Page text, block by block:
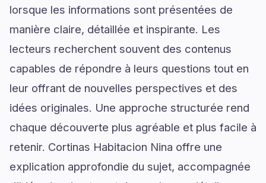
lorsque les informations sont présentées de
manière claire, détaillée et inspirante. Les
lecteurs recherchent souvent des contenus
capables de répondre à leurs questions tout en
leur offrant de nouvelles perspectives et des
idées originales. Une approche structurée rend
chaque découverte plus agréable et plus facile à
retenir. Cortinas Habitacion Nina offre une
explication approfondie du sujet, accompagnée